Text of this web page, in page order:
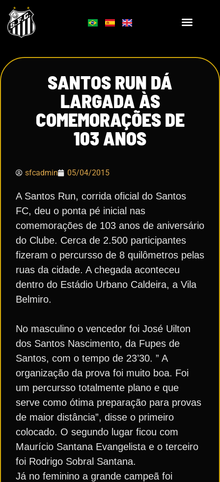
SANTOS RUN DÁ
LARGADA ÀS
COMEMORAÇÕES DE
103 ANOS
sfcadmin 05/04/2015
A Santos Run, corrida oficial do Santos
FC, deu o ponta pé inicial nas
comemorações de 103 anos de aniversário
do Clube. Cerca de 2.500 participantes
fizeram o percursso de 8 quilômetros pelas
ruas da cidade. A chegada aconteceu
dentro do Estádio Urbano Caldeira, a Vila
Belmiro.
No masculino o vencedor foi José Uilton
dos Santos Nascimento, da Fupes de
Santos, com o tempo de 23’30. ” A
organização da prova foi muito boa. Foi
um percursso totalmente plano e que
serve como ótima preparação para provas
de maior distância”, disse o primeiro
colocado. O segundo lugar ficou com
Maurício Santana Evangelista e o terceiro
foi Rodrigo Sobral Santana.
Já no feminino a grande campeã foi